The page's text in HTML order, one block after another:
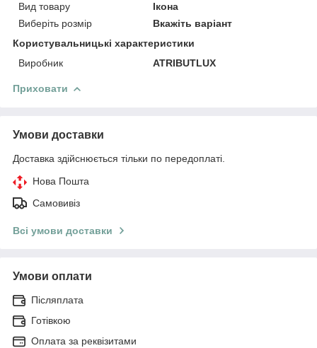
Вид товару
Ікона
Виберіть розмір
Вкажіть варіант
Користувальницькі характеристики
Виробник
ATRIBUTLUX
Приховати
Умови доставки
Доставка здійснюється тільки по передоплаті.
Нова Пошта
Самовивіз
Всі умови доставки
Умови оплати
Післяплата
Готівкою
Оплата за реквізитами